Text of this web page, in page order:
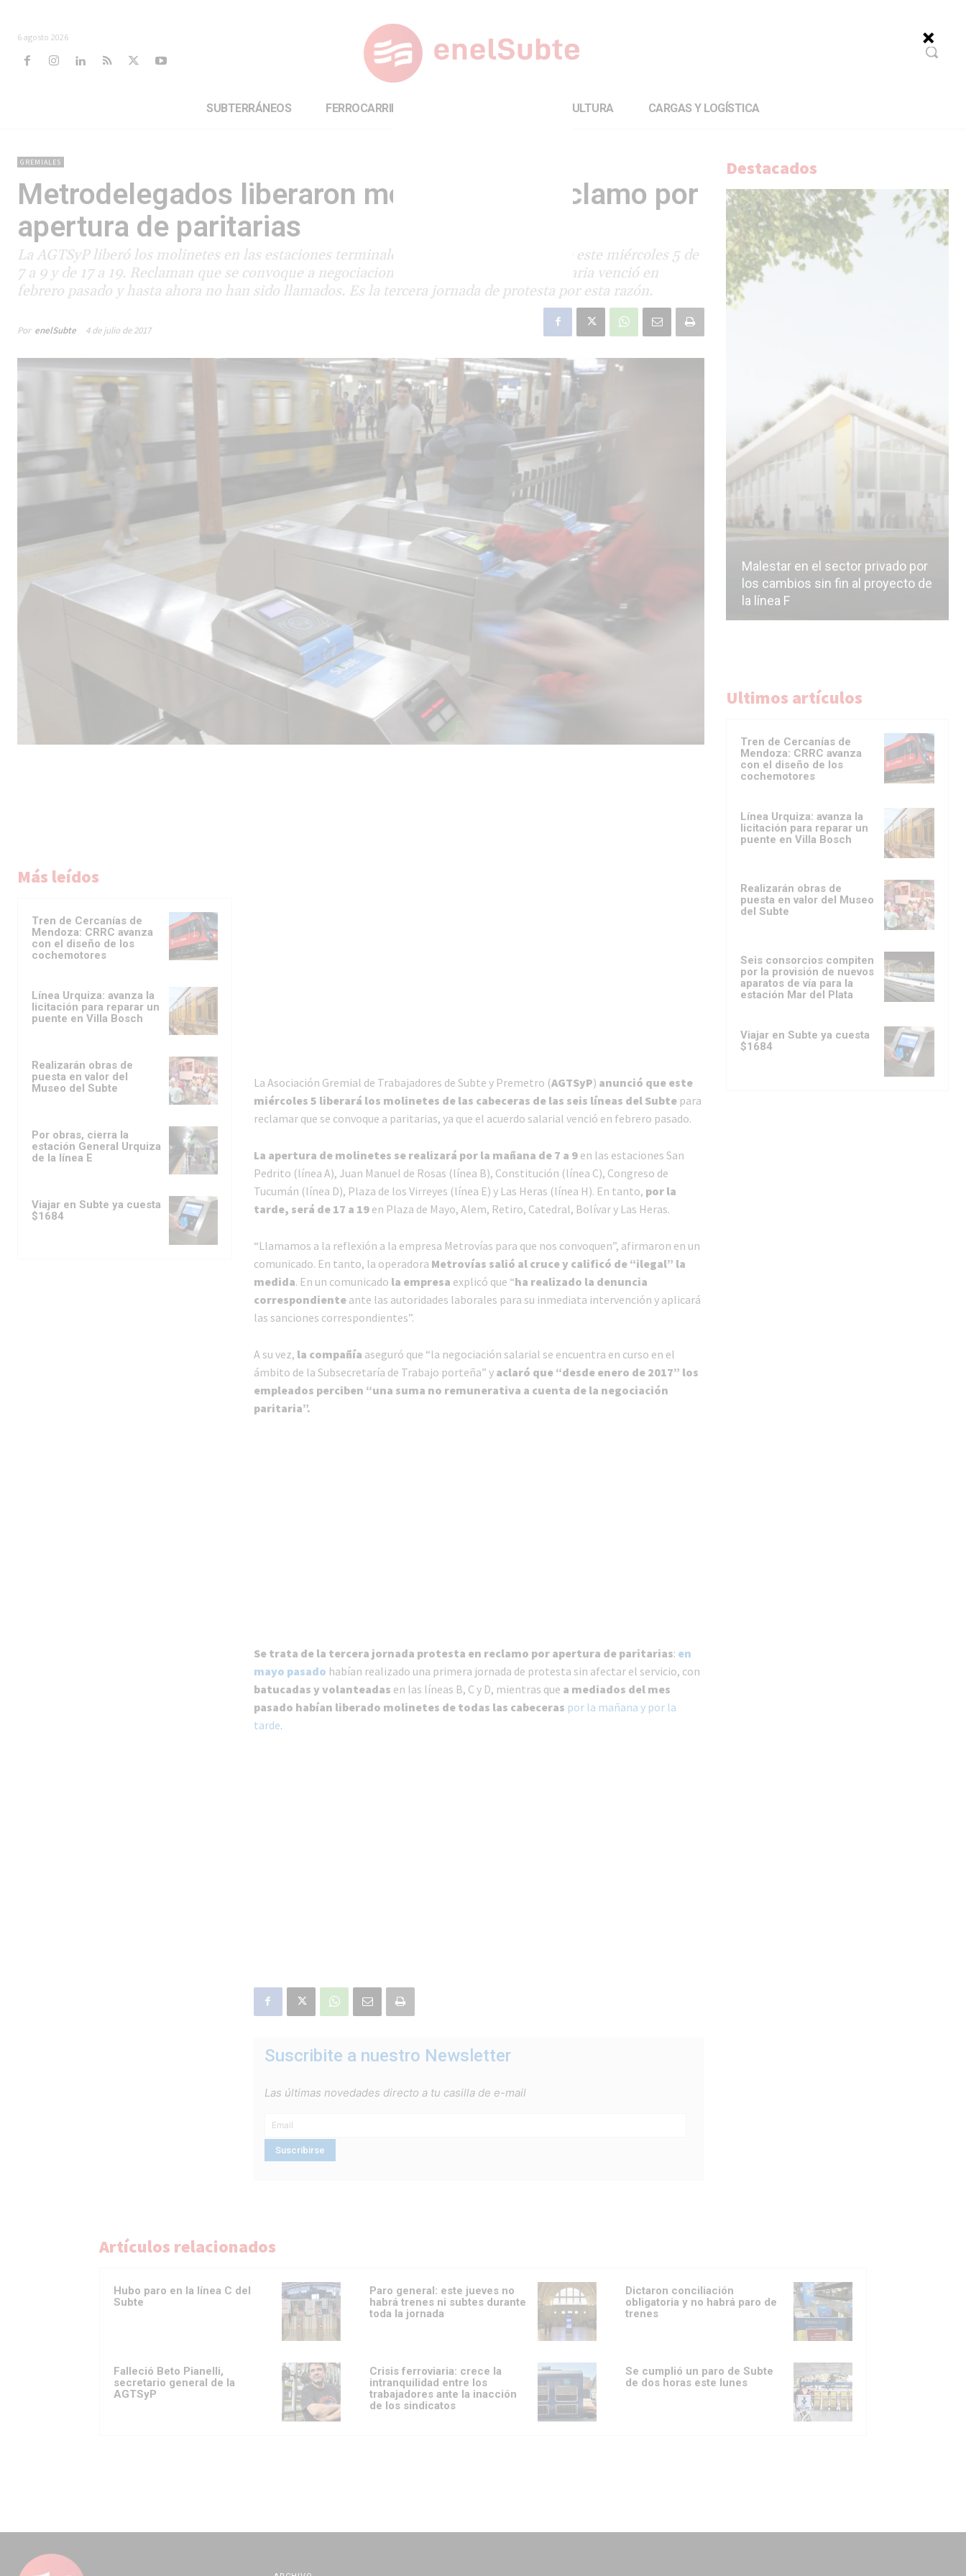
6 agosto 2026
SUBTERRÁNEOS FERROCARRILES CULTURA CARGAS Y LOGÍSTICA
GREMIALES
Metrodelegados liberaron molinetes en reclamo por
apertura de paritarias
La AGTSyP liberó los molinetes en las estaciones terminales de las seis líneas de Subte este miércoles 5 de
7 a 9 y de 17 a 19. Reclaman que se convoque a negociaciones salariales, ya que la paritaria venció en
febrero pasado y hasta ahora no han sido llamados. Es la tercera jornada de protesta por esta razón.
Por enelSubte 4 de julio de 2017
Más leídos
Tren de Cercanías de
Mendoza: CRRC avanza
con el diseño de los
cochemotores
Línea Urquiza: avanza la
licitación para reparar un
puente en Villa Bosch
Realizarán obras de
puesta en valor del
Museo del Subte
Por obras, cierra la
estación General Urquiza
de la línea E
Viajar en Subte ya cuesta
$1684
La Asociación Gremial de Trabajadores de Subte y Premetro (AGTSyP) anunció que este
miércoles 5 liberará los molinetes de las cabeceras de las seis líneas del Subtepara
reclamar que se convoque a paritarias, ya que el acuerdo salarial venció en febrero pasado.
La apertura de molinetes se realizará por la mañana de 7 a 9en las estaciones San
Pedrito (línea A), Juan Manuel de Rosas (línea B), Constitución (línea C), Congreso de
Tucumán (línea D), Plaza de los Virreyes (línea E) y Las Heras (línea H). En tanto, por la
tarde, será de 17 a 19en Plaza de Mayo, Alem, Retiro, Catedral, Bolívar y Las Heras.
“Llamamos a la reflexión a la empresa Metrovías para que nos convoquen”, afirmaron en un
comunicado. En tanto, la operadora Metrovías salió al cruce y calificó de “ilegal” la
medida. En un comunicado la empresa explicó que “ha realizado la denuncia
correspondienteante las autoridades laborales para su inmediata intervención y aplicará
las sanciones correspondientes”.
A su vez, la compañía aseguró que “la negociación salarial se encuentra en curso en el
ámbito de la Subsecretaría de Trabajo porteña” y aclaró que “desde enero de 2017” los
empleados perciben “una suma no remunerativa a cuenta de la negociación
paritaria”.
Se trata de la tercera jornada protesta en reclamo por apertura de paritarias: en
mayo pasado habían realizado una primera jornada de protesta sin afectar el servicio, con
batucadas y volanteadas en las líneas B, C y D, mientras que a mediados del mes
pasado habían liberado molinetes de todas las cabeceras por la mañana y por la
tarde.
Suscribite a nuestro Newsletter
Las últimas novedades directo a tu casilla de e-mail
Destacados
Malestar en el sector privado por
los cambios sin fin al proyecto de
la línea F
Ultimos artículos
Tren de Cercanías de
Mendoza: CRRC avanza
con el diseño de los
cochemotores
Línea Urquiza: avanza la
licitación para reparar un
puente en Villa Bosch
Realizarán obras de
puesta en valor del Museo
del Subte
Seis consorcios compiten
por la provisión de nuevos
aparatos de vía para la
estación Mar del Plata
Viajar en Subte ya cuesta
$1684
Artículos relacionados
Hubo paro en la línea C del
Subte
Paro general: este jueves no
habrá trenes ni subtes durante
toda la jornada
Dictaron conciliación
obligatoria y no habrá paro de
trenes
Falleció Beto Pianelli,
secretario general de la
AGTSyP
Crisis ferroviaria: crece la
intranquilidad entre los
trabajadores ante la inacción
de los sindicatos
Se cumplió un paro de Subte
de dos horas este lunes